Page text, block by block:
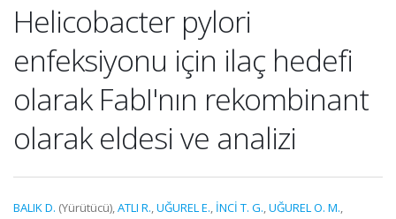
Helicobacter pylori
enfeksiyonu için ilaç hedefi
olarak FabI'nın rekombinant
olarak eldesi ve analizi
BALIK D. (Yürütücü),ATLI R.,UĞUREL E., İNCİ T. G.,UĞUREL O. M.,